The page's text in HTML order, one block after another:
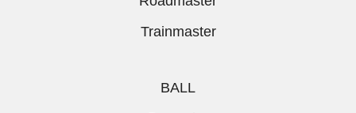
Trainmaster
BALL